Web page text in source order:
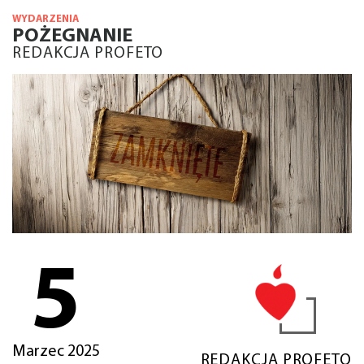
WYDARZENIA
POŻEGNANIE
REDAKCJA PROFETO
5
Marzec 2025
REDAKCJA PROFETO